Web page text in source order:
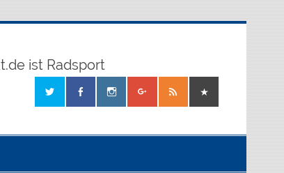
ist Radsport